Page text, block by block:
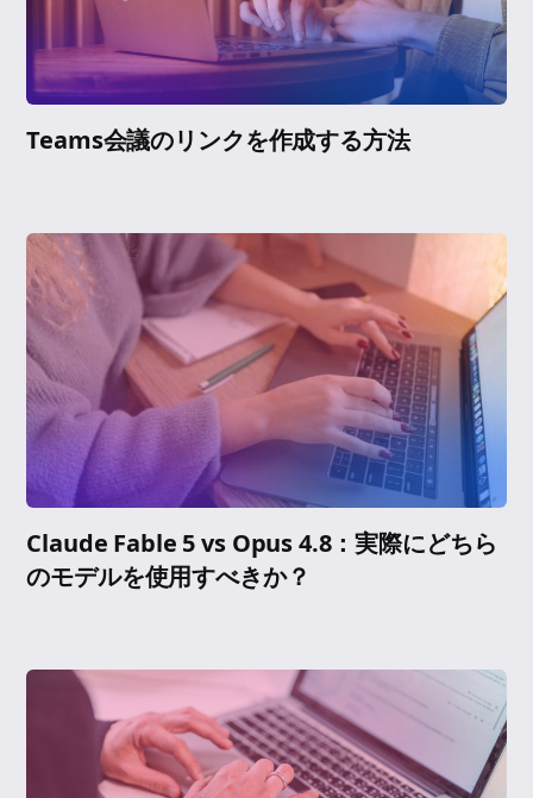
Teams会議のリンクを作成する方法
Claude Fable 5 vs Opus 4.8：実際にどちら
のモデルを使用すべきか？